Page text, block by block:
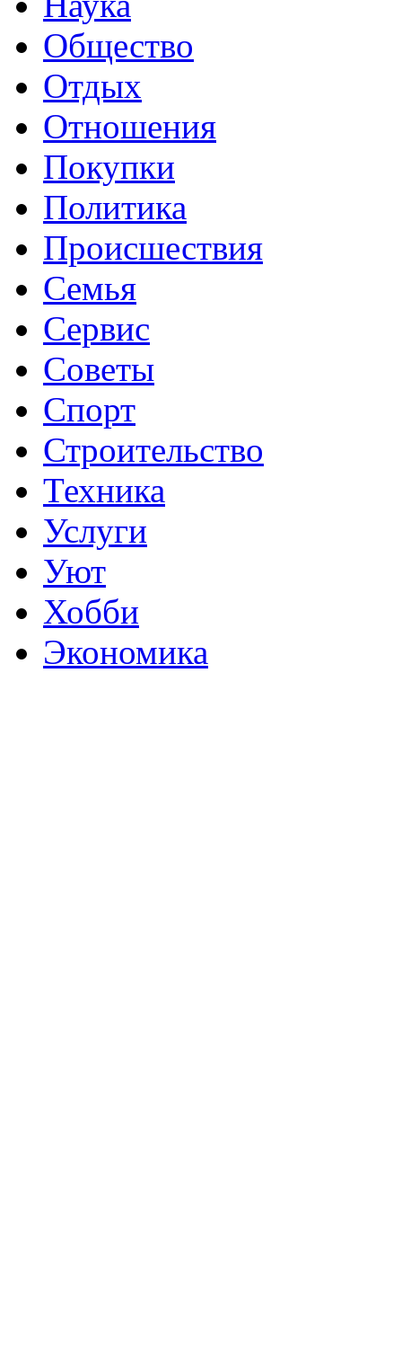
Общество
Отдых
Отношения
Покупки
Политика
Происшествия
Семья
Сервис
Советы
Спорт
Строительство
Техника
Услуги
Уют
Хобби
Экономика